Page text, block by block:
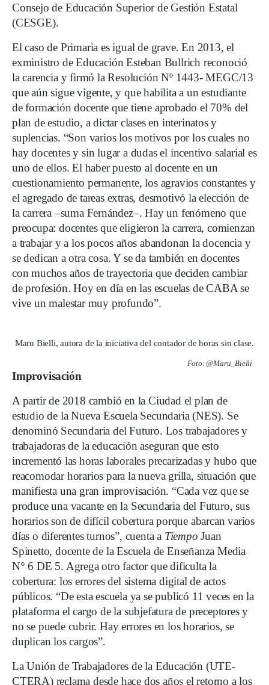
Consejo de Educación Superior de Gestión Estatal
(CESGE).
El caso de Primaria es igual de grave. En 2013, el
exministro de Educación Esteban Bullrich reconoció
la carencia y firmó la Resolución Nº 1443- MEGC/13
que aún sigue vigente, y que habilita a un estudiante
de formación docente que tiene aprobado el 70% del
plan de estudio, a dictar clases en interinatos y
suplencias. “Son varios los motivos por los cuales no
hay docentes y sin lugar a dudas el incentivo salarial es
uno de ellos. El haber puesto al docente en un
cuestionamiento permanente, los agravios constantes y
el agregado de tareas extras, desmotivó la elección de
la carrera –suma Fernández–. Hay un fenómeno que
preocupa: docentes que eligieron la carrera, comienzan
a trabajar y a los pocos años abandonan la docencia y
se dedican a otra cosa. Y se da también en docentes
con muchos años de trayectoria que deciden cambiar
de profesión. Hoy en día en las escuelas de CABA se
vive un malestar muy profundo”.
Maru Bielli, autora de la iniciativa del contador de horas sin clase.
Foto: @Maru_Bielli
Improvisación
A partir de 2018 cambió en la Ciudad el plan de
estudio de la Nueva Escuela Secundaria (NES). Se
denominó Secundaria del Futuro. Los trabajadores y
trabajadoras de la educación aseguran que esto
incrementó las horas laborales precarizadas y hubo que
reacomodar horarios para la nueva grilla, situación que
manifiesta una gran improvisación. “Cada vez que se
produce una vacante en la Secundaria del Futuro, sus
horarios son de difícil cobertura porque abarcan varios
días o diferentes turnos”, cuenta a Tiempo Juan
Spinetto, docente de la Escuela de Enseñanza Media
N° 6 DE 5. Agrega otro factor que dificulta la
cobertura: los errores del sistema digital de actos
públicos. “De esta escuela ya se publicó 11 veces en la
plataforma el cargo de la subjefatura de preceptores y
no se puede cubrir. Hay errores en los horarios, se
duplican los cargos”.
La Unión de Trabajadores de la Educación (UTE-
CTERA) reclama desde hace dos años el retorno a los